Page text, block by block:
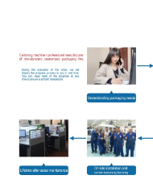
Kontakt os